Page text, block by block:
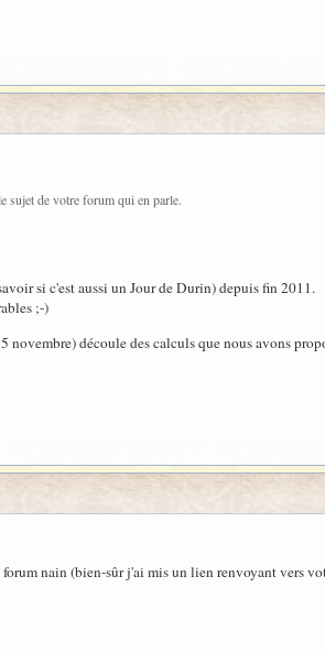
sujet de votre forum qui en parle.
si c'est aussi un Jour de Durin) depuis fin 2011.
;-)
découle des calculs que nous avons
nain (bien-sûr j'ai mis un lien renvoyant vers